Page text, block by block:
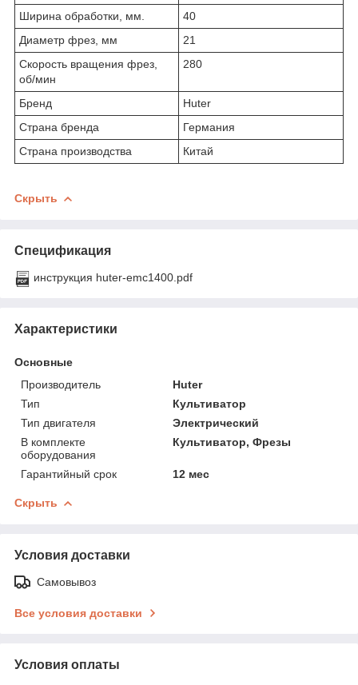
Ширина обработки, мм.
40
Диаметр фрез, мм
21
Скорость вращения фрез,
об/мин
280
Бренд
Huter
Страна бренда
Германия
Страна производства
Китай
Скрыть
Спецификация
инструкция huter-emc1400.pdf
Характеристики
Основные
Производитель
Huter
Тип
Культиватор
Тип двигателя
Электрический
В комплекте
оборудования
Культиватор, Фрезы
Гарантийный срок 12 мес
Скрыть
Условия доставки
Самовывоз
Все условия доставки
Условия оплаты